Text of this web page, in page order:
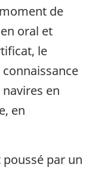
de
oral et
le
en
en
par un